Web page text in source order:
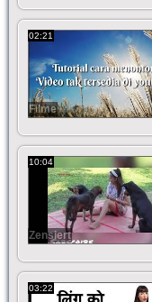
02:21
Filme
10:04
Zensiert
03:22